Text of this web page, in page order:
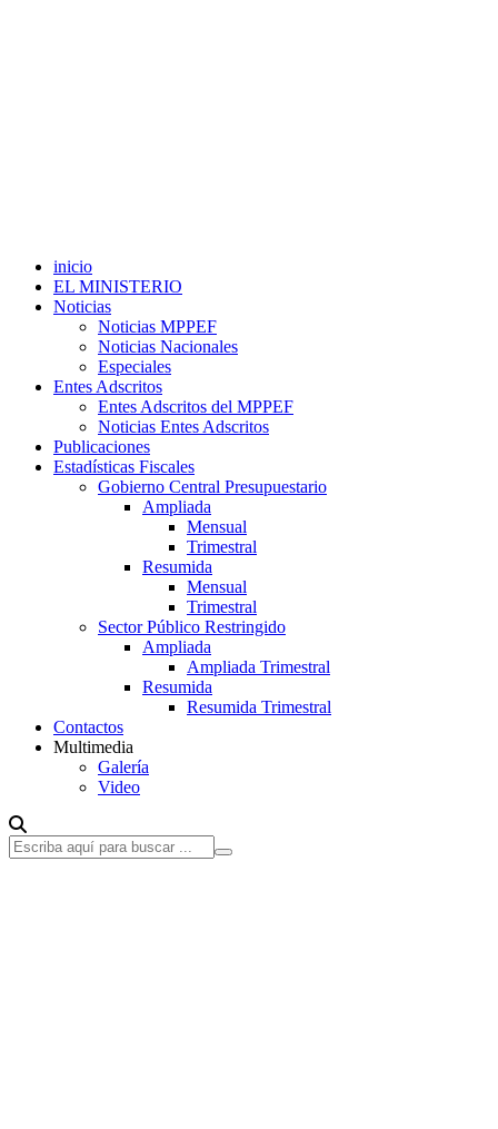
inicio
EL MINISTERIO
Noticias
Noticias MPPEF
Noticias Nacionales
Especiales
Entes Adscritos
Entes Adscritos del MPPEF
Noticias Entes Adscritos
Publicaciones
Estadísticas Fiscales
Gobierno Central Presupuestario
Ampliada
Mensual
Trimestral
Resumida
Mensual
Trimestral
Sector Público Restringido
Ampliada
Ampliada Trimestral
Resumida
Resumida Trimestral
Contactos
Multimedia
Galería
Video